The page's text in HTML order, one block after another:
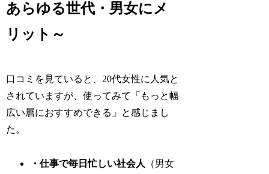
あらゆる世代・男女にメ
リット～
口コミを見ていると、20代女性に人気と
されていますが、使ってみて「もっと幅
広い層におすすめできる」と感じまし
た。
・仕事で毎日忙しい社会人
（男女